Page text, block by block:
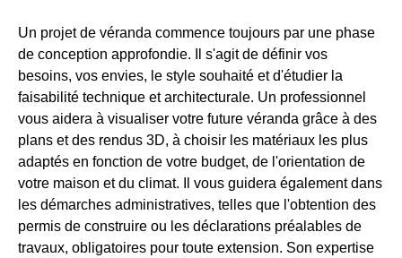
Un projet de véranda commence toujours par une phase
de conception approfondie. Il s'agit de définir vos
besoins, vos envies, le style souhaité et d'étudier la
faisabilité technique et architecturale. Un professionnel
vous aidera à visualiser votre future véranda grâce à des
plans et des rendus 3D, à choisir les matériaux les plus
adaptés en fonction de votre budget, de l'orientation de
votre maison et du climat. Il vous guidera également dans
les démarches administratives, telles que l'obtention des
permis de construire ou les déclarations préalables de
travaux, obligatoires pour toute extension. Son expertise